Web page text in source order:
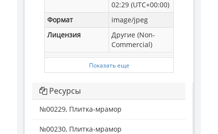
02:29 (UTC+00:00)
Формат
image/jpeg
Лицензия
Другие (Non-
Commercial)
Показать еще
Ресурсы
№00229, Плитка-мрамор
№00230, Плитка-мрамор